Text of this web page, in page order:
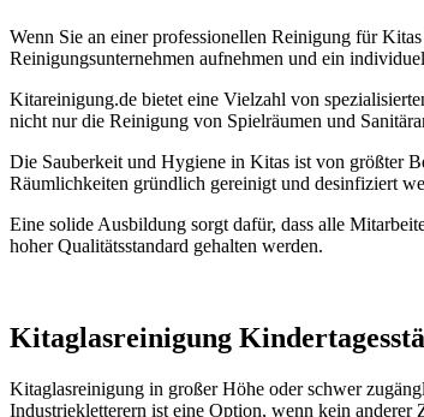
Wenn Sie an einer professionellen Reinigung für
Reinigungsunternehmen aufnehmen und ein
Kitareinigung.de bietet eine Vielzahl von
nicht nur die Reinigung von Spielräumen und
Die Sauberkeit und Hygiene in Kitas ist von größter
Räumlichkeiten gründlich gereinigt und desinfiziert
Eine solide Ausbildung sorgt dafür, dass alle
hoher Qualitätsstandard gehalten werden.
Kitaglasreinigung
Kitaglasreinigung in großer Höhe oder schwer
Industriekletterern ist eine Option, wenn kein